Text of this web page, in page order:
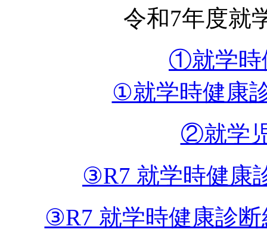
令和7年度
①就学時
①就学時健康
②就学
③R7 就学時健康
③R7 就学時健康診